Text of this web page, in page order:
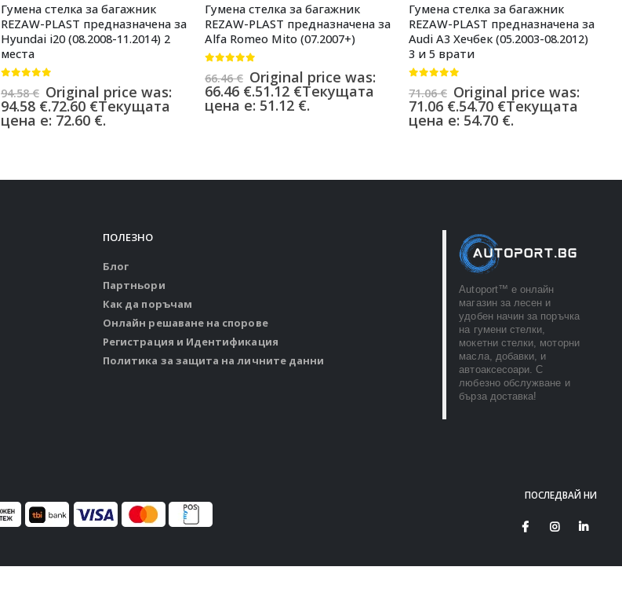
Гумена стелка за багажник
REZAW-PLAST предназначена за
Hyundai i20 (08.2008-11.2014) 2
места
94.58€ Original price was:
94.58 €.72.60 €Текущата
цена е: 72.60 €.
Гумена стелка за багажник
REZAW-PLAST предназначена за
Alfa Romeo Mito (07.2007+)
66.46€ Original price was:
66.46 €.51.12 €Текущата
цена е: 51.12 €.
Гумена стелка за багажник
REZAW-PLAST предназначена за
Audi A3 Хечбек (05.2003-08.2012)
3 и 5 врати
71.06€ Original price was:
71.06 €.54.70 €Текущата
цена е: 54.70 €.
ПОЛЕЗНО
Блог
Партньори
Как да поръчам
Онлайн решаване на спорове
Регистрация и Идентификация
Политика за защита на личните данни
Autoport™ e онлайн
магазин за лесен и
удобен начин за поръчка
на гумени стелки,
мокетни стелки, моторни
масла, добавки, и
автоаксесоари. С
любезно обслужване и
бърза доставка!
ПОСЛЕДВАЙ НИ